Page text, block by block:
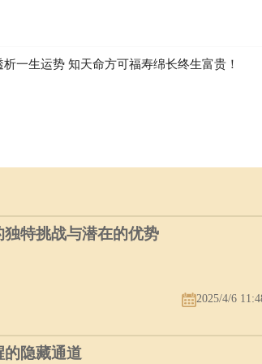
一生运势 知天命方可福寿绵长终生富贵！
特挑战与潜在的优势
2025/4/6
的隐藏通道